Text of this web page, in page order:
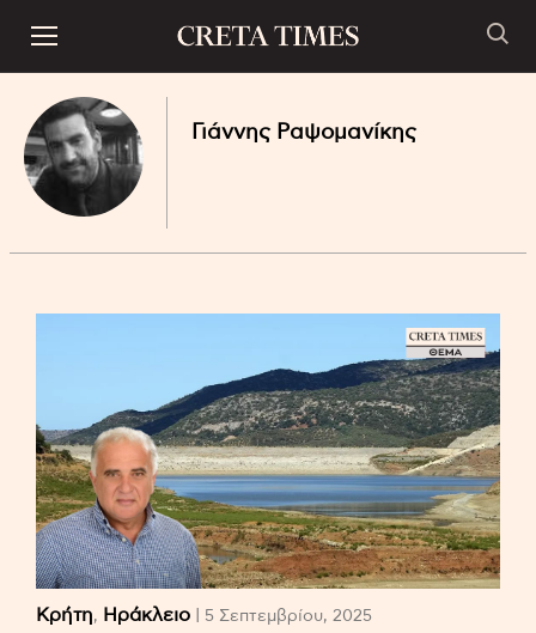
Γιάννης Ραψομανίκης
Κρήτη, Ηράκλειο | 5 Σεπτεμβρίου, 2025